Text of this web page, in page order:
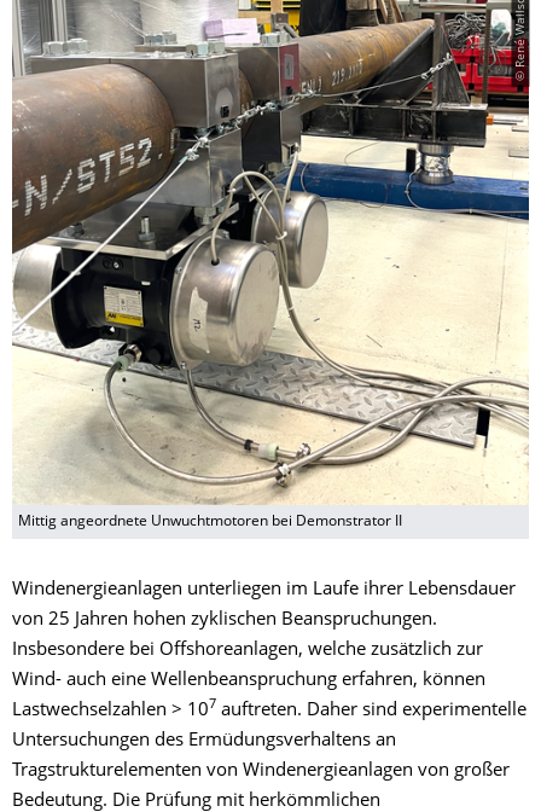
Mittig angeordnete Unwuchtmotoren bei Demonstrator II
Windenergieanlagen unterliegen im Laufe ihrer Lebensdauer
von 25 Jahren hohen zyklischen Beanspruchungen.
Insbesondere bei Offshoreanlagen, welche zusätzlich zur
Wind- auch eine Wellenbeanspruchung erfahren, können
Lastwechselzahlen > 107 auftreten. Daher sind experimentelle
Untersuchungen des Ermüdungsverhaltens an
Tragstrukturelementen von Windenergieanlagen von großer
Bedeutung. Die Prüfung mit herkömmlichen